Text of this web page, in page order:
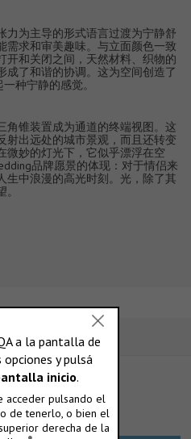
力为主导的形式语言过渡为宁静舒
需求和审美趣味。与立面颜色一致
开和关闭之间，天然材料、织物的
成了和谐的协调。这为空间创造了
种宁静的感觉。
角锥装置成为通道的终端视图。这
射出远处的城市景观，而且还转变
微妙的灯光下，它似乎漂浮在空
品牌愿景的体现：对于情侣来
生中浪漫的高光时刻。光，除了其
con